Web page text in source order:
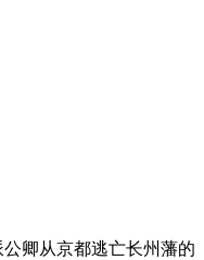
卿从京都逃亡长州藩的